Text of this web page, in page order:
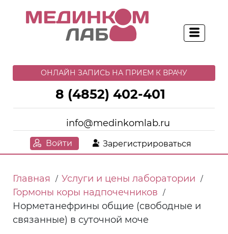
ОНЛАЙН ЗАПИСЬ НА ПРИЕМ К ВРАЧУ
8 (4852) 402-401
info@medinkomlab.ru
Войти Зарегистрироваться
Главная / Услуги и цены лаборатории /
Гормоны коры надпочечников /
Норметанефрины общие (свободные и
связанные) в суточной моче